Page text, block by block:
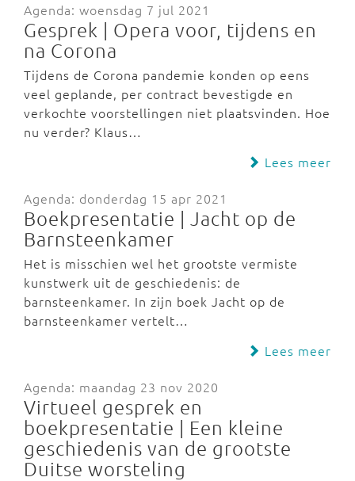
Agenda: woensdag 7 jul 2021
Gesprek | Opera voor, tijdens en
na Corona
Tijdens de Corona pandemie konden op eens
veel geplande, per contract bevestigde en
verkochte voorstellingen niet plaatsvinden. Hoe
nu verder? Klaus…
Lees meer
Agenda: donderdag 15 apr 2021
Boekpresentatie | Jacht op de
Barnsteenkamer
Het is misschien wel het grootste vermiste
kunstwerk uit de geschiedenis: de
barnsteenkamer. In zijn boek Jacht op de
barnsteenkamer vertelt…
Lees meer
Agenda: maandag 23 nov 2020
Virtueel gesprek en
boekpresentatie | Een kleine
geschiedenis van de grootste
Duitse worsteling